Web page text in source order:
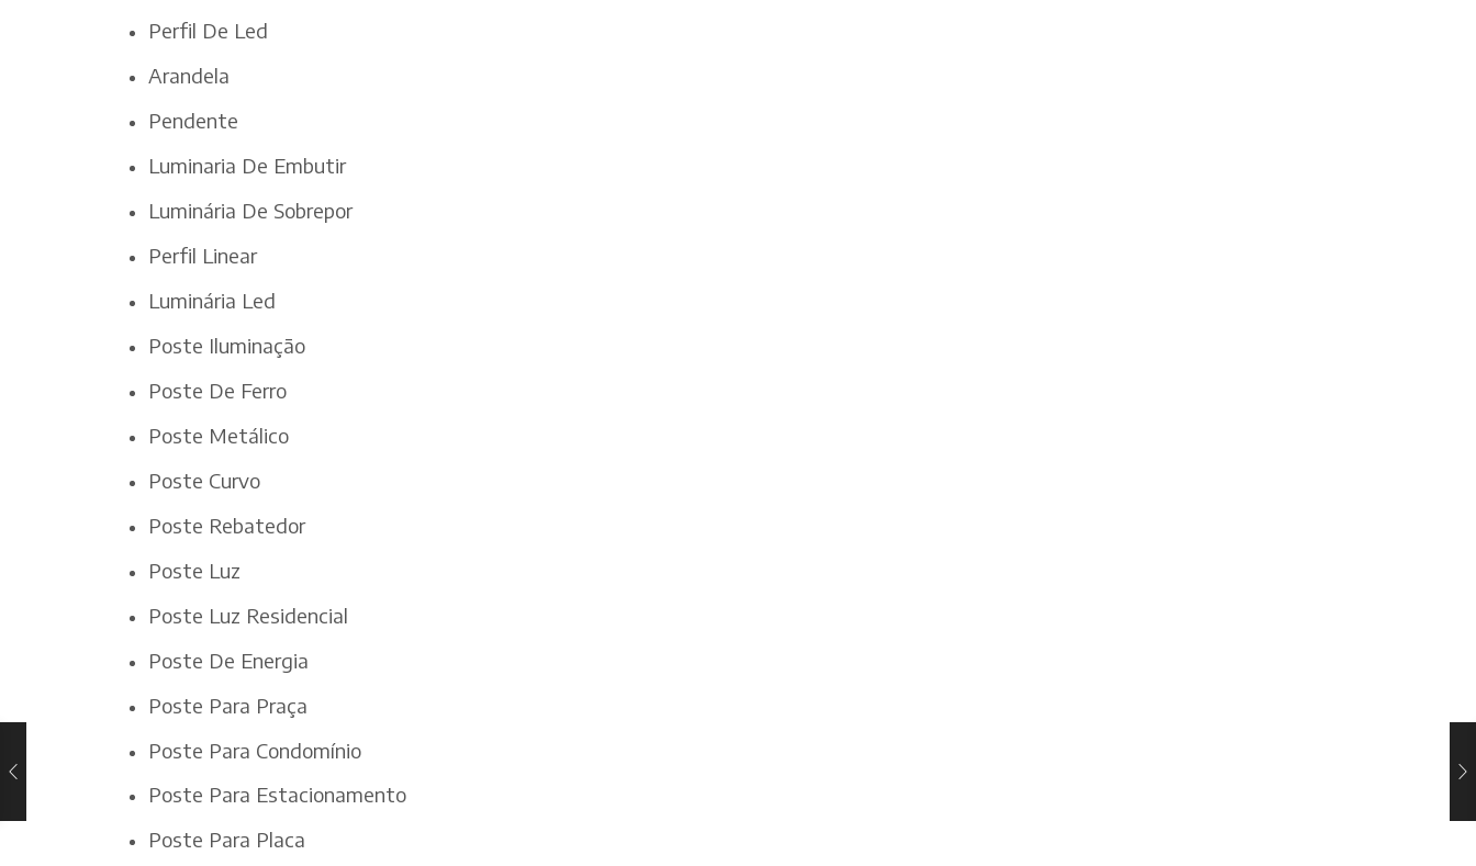
Perfil De Led
Arandela
Pendente
Luminaria De Embutir
Luminária De Sobrepor
Perfil Linear
Luminária Led
Poste Iluminação
Poste De Ferro
Poste Metálico
Poste Curvo
Poste Rebatedor
Poste Luz
Poste Luz Residencial
Poste De Energia
Poste Para Praça
Poste Para Condomínio
Poste Para Estacionamento
Poste Para Placa